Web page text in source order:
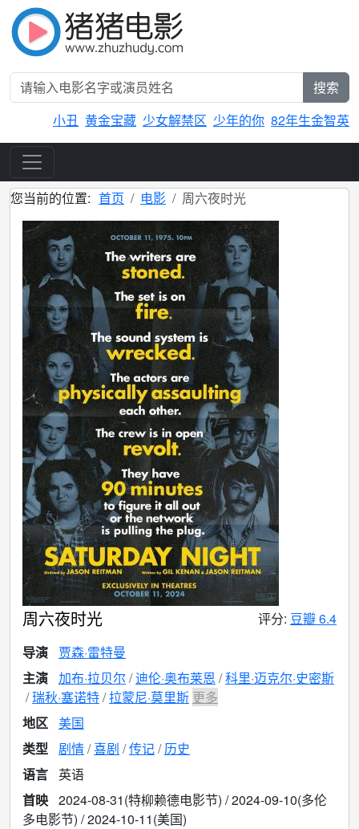
搜索
小丑 黄金宝藏 少女解禁区 少年的你 82年生金智英
您当前的位置: 首页 电影 周六夜时光
周六夜时光 评分: 豆瓣 6.4
导演
贾森·雷特曼
主演 加布·拉贝尔 迪伦·奥布莱恩 科里·迈克尔·史密斯
瑞秋·塞诺特 拉蒙尼·莫里斯 更多
地区 美国
类型 剧情 喜剧 传记 历史
语言
英语
首映 2024-08-31(特柳赖德电影节) / 2024-09-10(多伦
多电影节) / 2024-10-11(美国)